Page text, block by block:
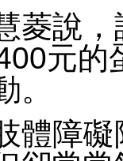
菱說
元
體障